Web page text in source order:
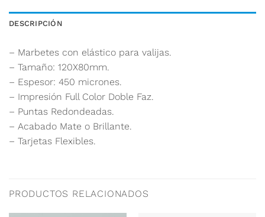
DESCRIPCIÓN
– Marbetes con elástico para valijas.
– Tamaño: 120X80mm.
– Espesor: 450 micrones.
– Impresión Full Color Doble Faz.
– Puntas Redondeadas.
– Acabado Mate o Brillante.
– Tarjetas Flexibles.
PRODUCTOS RELACIONADOS